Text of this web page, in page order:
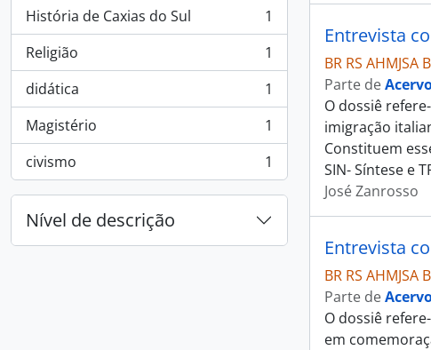
História de Caxias do Sul
, 1 resultados
1
Religião
, 1 resultados
1
didática
, 1 resultados
1
Magistério
, 1 resultados
1
civismo
, 1 resultados 1
Nível de descrição
Entrevista
BR RS AHMJSA
Parte de
O dossiê
imigração
Constituem
SIN- Síntese e
José Zanrosso
Entrevista
BR RS AHMJSA
Parte de
O dossiê
em